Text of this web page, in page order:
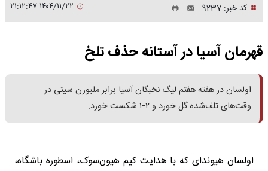
کد خبر: 9237
قهرمان آسیا در آستانه حذف تلخ
اولسان در هفته هفتم لیگ نخبگان آسیا برابر ملبورن سیتی در
وقت‌های تلف‌شده گل خورد و ۲-۱ شکست خورد.
اولسان هیوندای که با هدایت کیم هیون‌سوک، اسطوره باشگاه،